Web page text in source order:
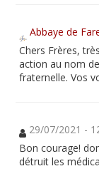
Abbaye de
Chers Frères,
action au nom
fraternelle. Vos
29/07/2021 -
Bon courage!
détruit les